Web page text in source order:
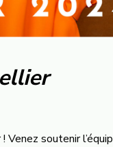
soutenir